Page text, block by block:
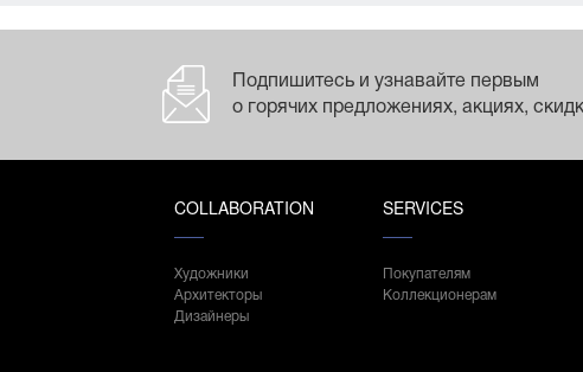
Подпишитесь и узнавайте первым
о горячих предложениях, акциях,
COLLABORATION
Художники
Архитекторы
Дизайнеры
SERVICES
Покупателям
Коллекционерам